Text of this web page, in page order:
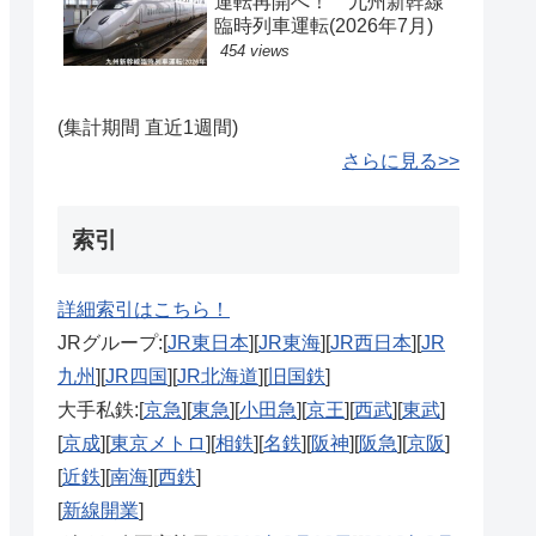
臨時列車運転(2026年7月)
454 views
(集計期間 直近1週間)
さらに見る>>
索引
詳細索引はこちら！
JRグループ:[JR東日本][JR東海][JR西日本][JR
九州][JR四国][JR北海道][旧国鉄]
大手私鉄:[京急][東急][小田急][京王][西武][東武]
[京成][東京メトロ][相鉄][名鉄][阪神][阪急][京阪]
[近鉄][南海][西鉄]
[新線開業]